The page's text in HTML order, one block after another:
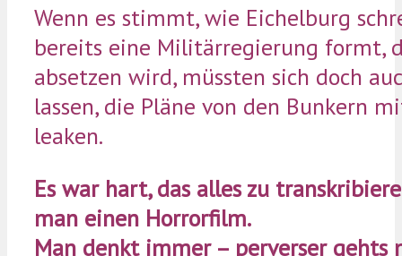
Wenn es stimmt, wie Eichelburg
bereits eine Militärregierung formt,
absetzen wird, müssten sich doch
lassen, die Pläne von den Bunkern
leaken.
Es war hart, das alles zu
man einen Horrorfilm.
Man denkt immer – perverser gehts